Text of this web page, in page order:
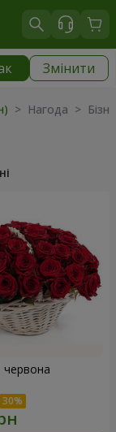
Змінити
безкоштовно
> Нагода >